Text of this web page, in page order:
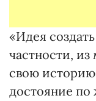
«Идея
частности, из
свою
достояние